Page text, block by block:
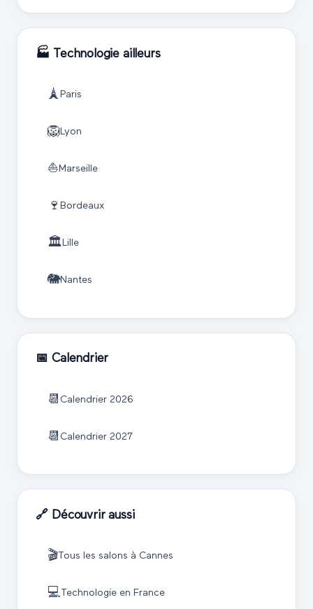
🏭 Technologie ailleurs
🗼 Paris
🦁Lyon
⛵ Marseille
🍷 Bordeaux
🏛️ Lille
🐘Nantes
📅 Calendrier
📆 Calendrier 2026
📆 Calendrier 2027
🔗 Découvrir aussi
🎬Tous les salons à Cannes
💻 Technologieen France